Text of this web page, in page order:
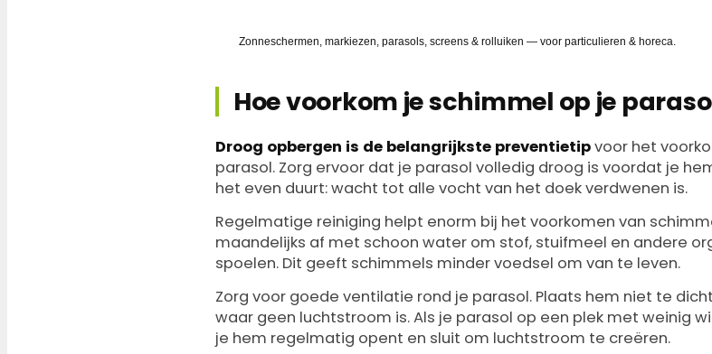
Zonneschermen, markiezen, parasols, screens & rolluiken — voor particulieren & horeca.
Hoe voorkom je schimmel op je
Droog opbergen is de belangrijkste preventietipvoor het
parasol. Zorg ervoor dat je parasol volledig droog is voordat je
het even duurt: wacht tot alle vocht van het doek verdwenen is.
Regelmatige reiniging helpt enorm bij het voorkomen van
maandelijks af met schoon water om stof, stuifmeel en andere
spoelen. Dit geeft schimmels minder voedsel om van te leven.
Zorg voor goede ventilatie rond je parasol. Plaats hem niet te
waar geen luchtstroom is. Als je parasol op een plek met weinig
je hem regelmatig opent en sluit om luchtstroom te creëren.